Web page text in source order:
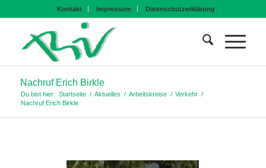
Kontakt Impressum Datenschutzerklärung
Nachruf Erich Birkle
Du bist hier: Startseite / Aktuelles / Arbeitskreise / Verkehr /
Nachruf Erich Birkle